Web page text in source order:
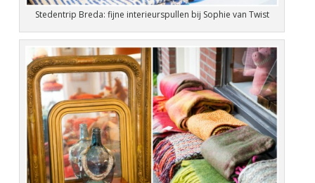
Stedentrip Breda: fijne interieurspullen bij Sophie van Twist